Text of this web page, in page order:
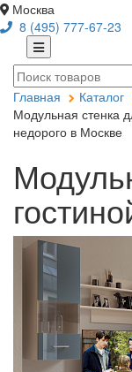
Москва
8 (495) 777-67-23
Главная Каталог
Модульная стенка
недорого в Москве